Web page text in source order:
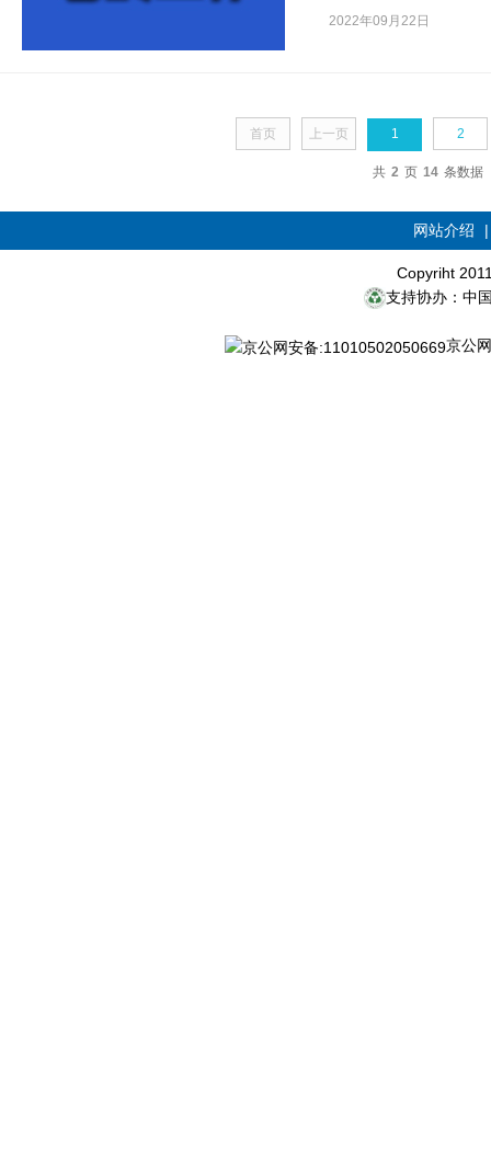
2022年09月22日
首页 上一页 1 2
共 2 页 14 条数据
网站介绍
Copyriht
支持协办：中
京公